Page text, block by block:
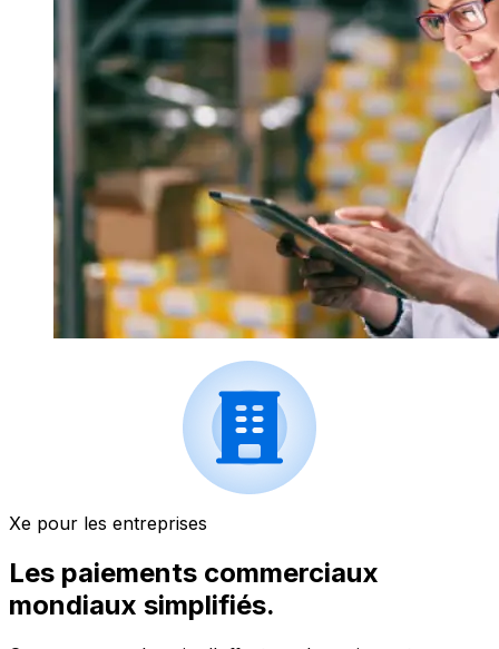
Xe pour les entreprises
Les paiements commerciaux
mondiaux simplifiés.